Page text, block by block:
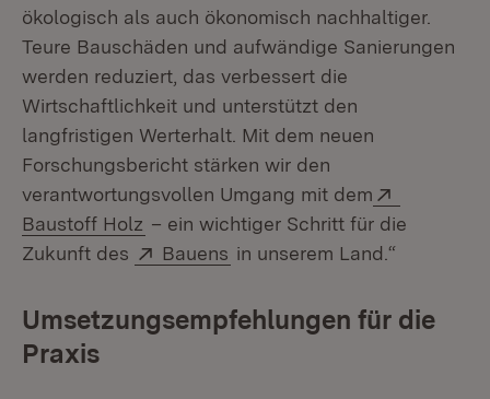
ökologisch als auch ökonomisch nachhaltiger.
Teure Bauschäden und aufwändige Sanierungen
werden reduziert, das verbessert die
Wirtschaftlichkeit und unterstützt den
langfristigen Werterhalt. Mit dem neuen
Forschungsbericht stärken wir den
verantwortungsvollen Umgang mit dem
Baustoff Holz (Öffnet in neuem Fenster)
– ein wichtiger Schritt für die
Zukunft des
Extern:
Bauens (Öffnet in neuem Fenster)
in unserem Land.“
Umsetzungsempfehlungen für die
Praxis